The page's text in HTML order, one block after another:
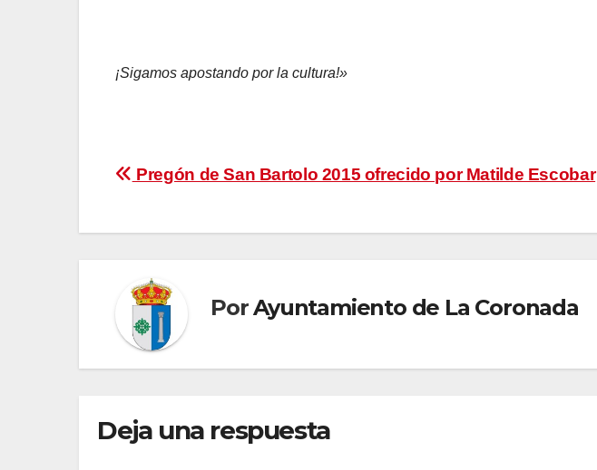
¡Sigamos apostando por la cultura!»
Navegación
Pregón de San Bartolo 2015 ofrecido por Matilde Escobar
PorAyuntamiento de La Coronada
Deja una respuesta